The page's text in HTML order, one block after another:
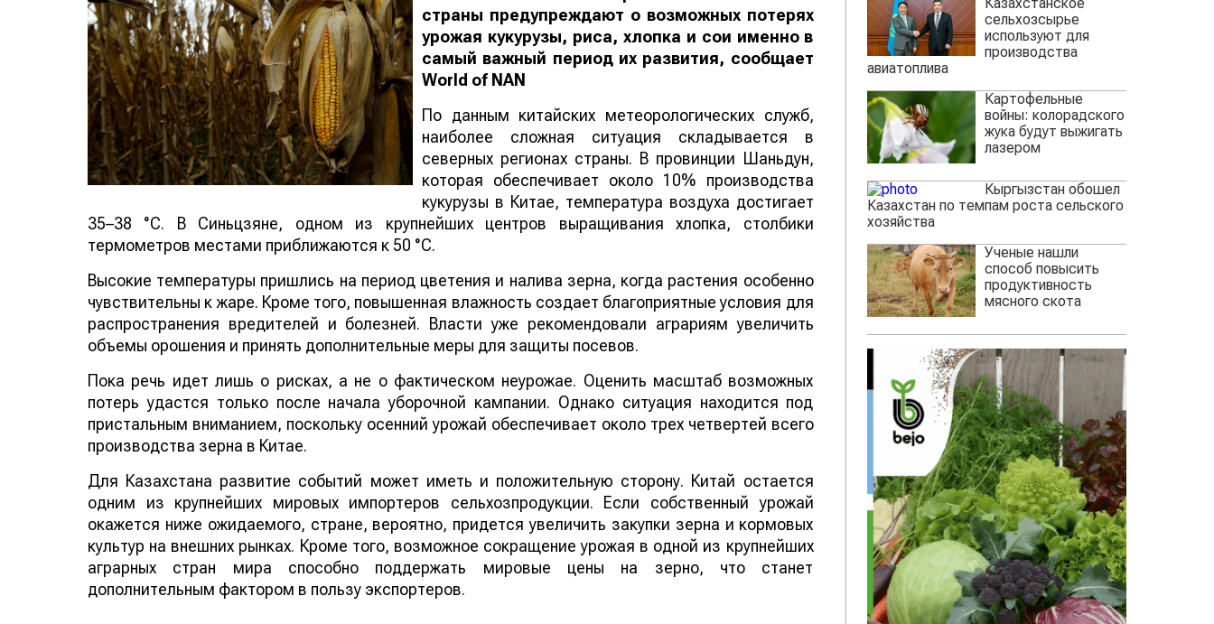
страны предупреждают о возможных потерях
урожая кукурузы, риса, хлопка и сои именно в
самый важный период их развития, сообщает
World of NAN
По данным китайских метеорологических служб,
наиболее сложная ситуация складывается в
северных регионах страны. В провинции Шаньдун,
которая обеспечивает около 10% производства
кукурузы в Китае, температура воздуха достигает
35–38 °C. В Синьцзяне, одном из крупнейших центров выращивания хлопка, столбики
термометров местами приближаются к 50 °C.
Высокие температуры пришлись на период цветения и налива зерна, когда растения особенно
чувствительны к жаре. Кроме того, повышенная влажность создает благоприятные условия для
распространения вредителей и болезней. Власти уже рекомендовали аграриям увеличить
объемы орошения и принять дополнительные меры для защиты посевов.
Пока речь идет лишь о рисках, а не о фактическом неурожае. Оценить масштаб возможных
потерь удастся только после начала уборочной кампании. Однако ситуация находится под
пристальным вниманием, поскольку осенний урожай обеспечивает около трех четвертей всего
производства зерна в Китае.
Для Казахстана развитие событий может иметь и положительную сторону. Китай остается
одним из крупнейших мировых импортеров сельхозпродукции. Если собственный урожай
окажется ниже ожидаемого, стране, вероятно, придется увеличить закупки зерна и кормовых
культур на внешних рынках. Кроме того, возможное сокращение урожая в одной из крупнейших
аграрных стран мира способно поддержать мировые цены на зерно, что станет
дополнительным фактором в пользу экспортеров.
сельхозсырье
используют для
производства
авиатоплива
Картофельные
войны: колорадского
жука будут выжигать
лазером
Кыргызстан обошел
Казахстан по темпам роста сельского
хозяйства
Ученые нашли
способ повысить
продуктивность
мясного скота